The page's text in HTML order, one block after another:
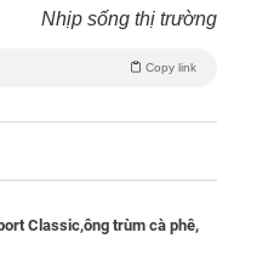
Nhịp sống thị trường
Copy link
Classic,ông trùm cà phê,